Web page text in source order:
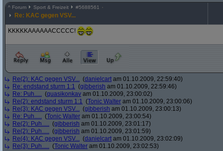
^ Forum Sport & Freizeit #5688561
Re: KAC gegen VSV...
KKKKKAAAAAACCCCC!
Re(2): KAC gegen VSV... (danielcart am 01.10.2009, 22:59:40)
Re: endstand sturm 1:1 (gibberish am 01.10.2009, 22:59:46)
Re: Puh..... (quasikonkav am 01.10.2009, 23:00:02)
Re(2): endstand sturm 1:1 (Tonic Walter am 01.10.2009, 23:00:06)
Re(3): KAC gegen VSV... (gibberish am 01.10.2009, 23:00:13)
Re: Puh..... (Tonic Walter am 01.10.2009, 23:00:54)
Re(2): Puh..... (gibberish am 01.10.2009, 23:01:17)
Re(2): Puh..... (gibberish am 01.10.2009, 23:01:59)
Re(4): KAC gegen VSV... (danielcart am 01.10.2009, 23:02:09)
Re(3): Puh..... (Tonic Walter am 01.10.2009, 23:02:53)